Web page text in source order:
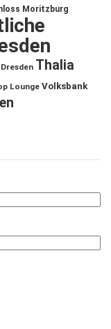
Moritzburg
Thalia
Lounge Volksbank